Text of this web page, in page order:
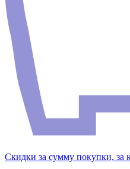
Скидки за сумму покупки, за